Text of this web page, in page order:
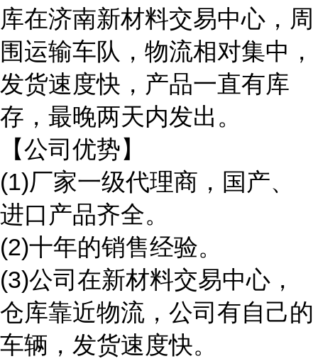
库在济南新材料交易中心，周
围运输车队，物流相对集中，
发货速度快，产品一直有库
存，最晚两天内发出。
【公司优势】
(1)厂家一级代理商，国产、
进口产品齐全。
(2)十年的销售经验。
(3)公司在新材料交易中心，
仓库靠近物流，公司有自己的
车辆，发货速度快。